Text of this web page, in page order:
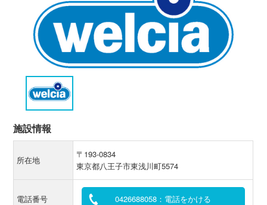
施設情報
所在地
〒193-0834
東京都八王子市東浅川町5574
電話番号 0426688058：電話をかける